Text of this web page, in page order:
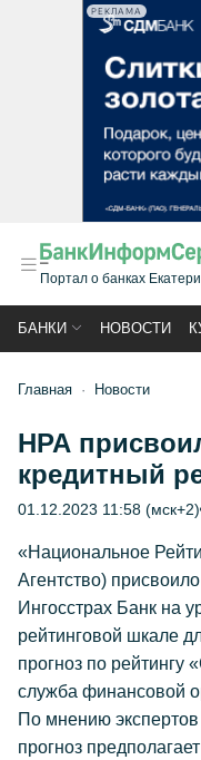
РЕКЛАМА
Портал о банках
БАНКИ НОВОСТИ
Главная Новости
НРА
кредитный
01.12.2023 11:58 (мск+2)
«Национальное
Агентство)
Ингосстрах Банк на
рейтинговой шкале
прогноз по рейтингу
служба финансовой
По мнению
прогноз